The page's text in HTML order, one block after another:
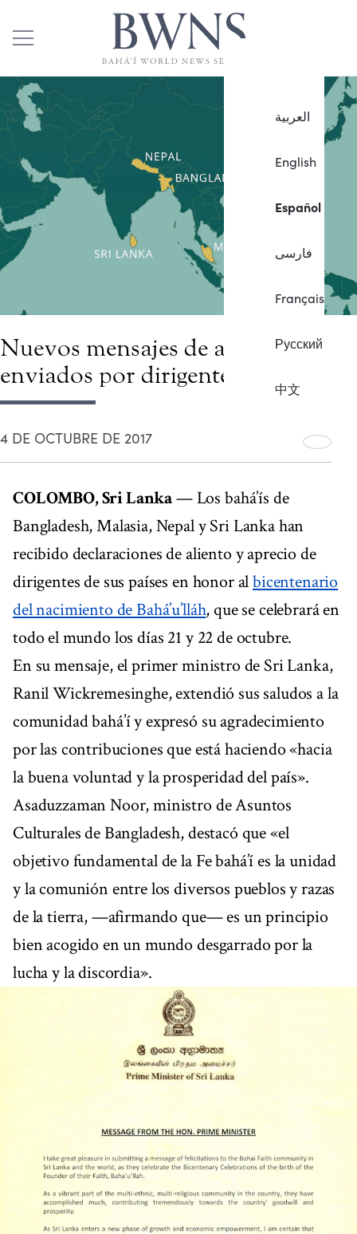
العربية
English
Español
فارسی
Français
Русский
中文
Nuevos mensajes de aprecio
enviados por dirigentes
4 DE OCTUBRE DE 2017
COLOMBO, Sri Lanka— Los bahá’ís de
Bangladesh, Malasia, Nepal y Sri Lanka han
recibido declaraciones de aliento y aprecio de
dirigentes de sus países en honor albicentenario
del nacimiento de Bahá’u’lláh, que se celebrará en
todo el mundo los días 21 y 22 de octubre.
En su mensaje, el primer ministro de Sri Lanka,
Ranil Wickremesinghe, extendió sus saludos a la
comunidad bahá’í y expresó su agradecimiento
por las contribuciones que está haciendo «hacia
la buena voluntad y la prosperidad del país».
Asaduzzaman Noor, ministro de Asuntos
Culturales de Bangladesh, destacó que «el
objetivo fundamental de la Fe bahá’í es la unidad
y la comunión entre los diversos pueblos y razas
de la tierra, —afirmando que— es un principio
bien acogido en un mundo desgarrado por la
lucha y la discordia».